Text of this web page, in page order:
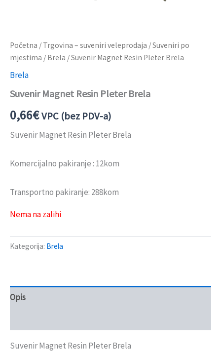
Početna / Trgovina – suveniri veleprodaja /Suveniri po
mjestima / Brela / Suvenir Magnet Resin Pleter Brela
Brela
Suvenir Magnet Resin Pleter Brela
0,66€VPC (bez PDV-a)
Suvenir Magnet Resin Pleter Brela
Komercijalno pakiranje : 12kom
Transportno pakiranje: 288kom
Nema na zalihi
Kategorija: Brela
Opis
Suvenir Magnet Resin Pleter Brela